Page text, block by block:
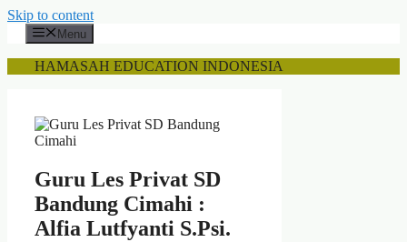
Skip to content
Menu
HAMASAH EDUCATION INDONESIA
Guru Les Privat SD
Bandung Cimahi :
Alfia Lutfyanti S.Psi.